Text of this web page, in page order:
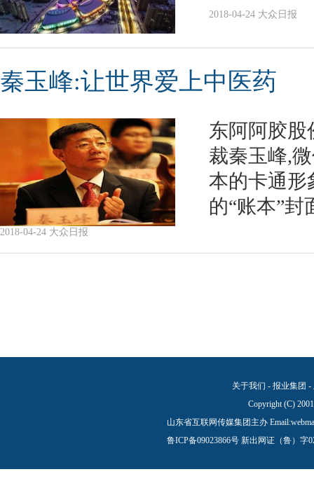
2018-04-24 大众日报
秦玉峰:让世界爱上中医药
东阿阿胶
裁秦玉峰,
本的卡通形
的“账本”
2018-04-24 大众日报
关于我们 - 报业集团 -
Copyright (C)
山东省互联网传媒集团主办 Email:
鲁ICP备09023866号 新出网证（鲁）字